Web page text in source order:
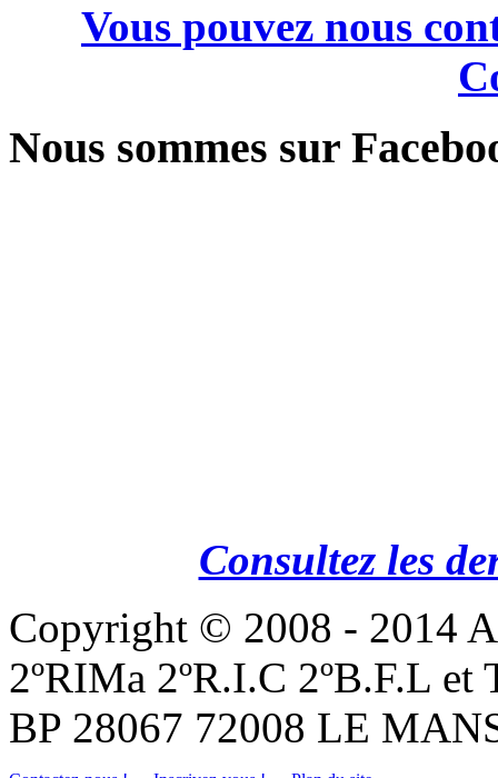
Vous pouvez nous
Nous sommes sur
Consultez les
Copyright © 2008 - 2014
2ºRIMa 2ºR.I.C 2ºB.F.L
BP 28067 72008 LE